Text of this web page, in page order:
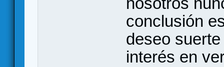
conclusión
deseo
interés en